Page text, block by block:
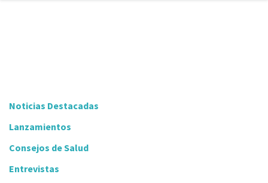
Noticias Destacadas
Lanzamientos
Consejos de Salud
Entrevistas